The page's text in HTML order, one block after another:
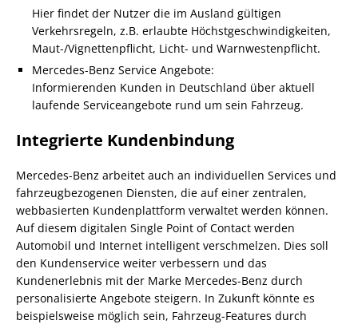
Hier findet der Nutzer die im Ausland gültigen
Verkehrsregeln, z.B. erlaubte Höchstgeschwindigkeiten,
Maut-/Vignettenpflicht, Licht- und Warnwestenpflicht.
Mercedes-Benz Service Angebote:
Informierenden Kunden in Deutschland über aktuell
laufende Serviceangebote rund um sein Fahrzeug.
Integrierte Kundenbindung
Mercedes-Benz arbeitet auch an individuellen Services und
fahrzeugbezogenen Diensten, die auf einer zentralen,
webbasierten Kundenplattform verwaltet werden können.
Auf diesem digitalen Single Point of Contact werden
Automobil und Internet intelligent verschmelzen. Dies soll
den Kundenservice weiter verbessern und das
Kundenerlebnis mit der Marke Mercedes-Benz durch
personalisierte Angebote steigern. In Zukunft könnte es
beispielsweise möglich sein, Fahrzeug-Features durch